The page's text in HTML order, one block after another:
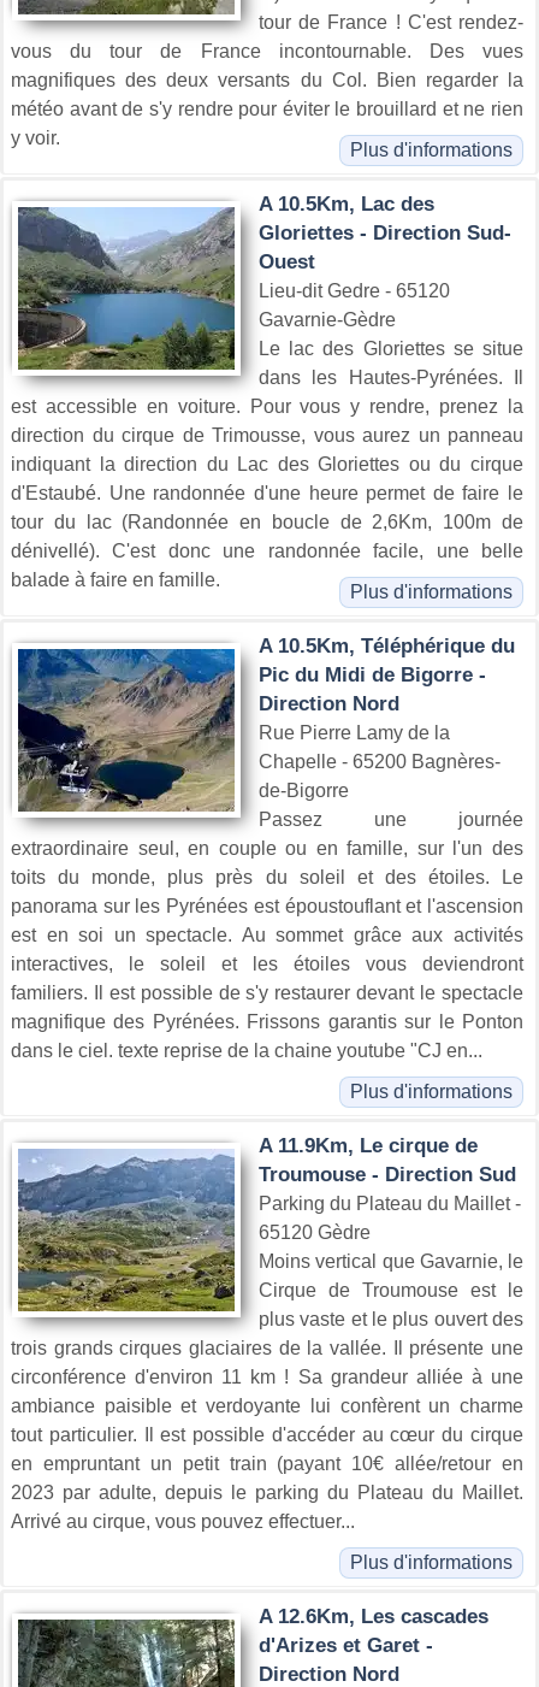
tour de France ! C'est rendez-
vous du tour de France incontournable. Des vues
magnifiques des deux versants du Col. Bien regarder la
météo avant de s'y rendre pour éviter le brouillard et ne rien
y voir.
Plus d'informations
A 10.5Km, Lac des
Gloriettes - Direction Sud-
Ouest
Lieu-dit Gedre - 65120
Gavarnie-Gèdre
Le lac des Gloriettes se situe
dans les Hautes-Pyrénées. Il
est accessible en voiture. Pour vous y rendre, prenez la
direction du cirque de Trimousse, vous aurez un panneau
indiquant la direction du Lac des Gloriettes ou du cirque
d'Estaubé. Une randonnée d'une heure permet de faire le
tour du lac (Randonnée en boucle de 2,6Km, 100m de
dénivellé). C'est donc une randonnée facile, une belle
balade à faire en famille.
Plus d'informations
A 10.5Km, Téléphérique du
Pic du Midi de Bigorre -
Direction Nord
Rue Pierre Lamy de la
Chapelle - 65200 Bagnères-
de-Bigorre
Passez une journée
extraordinaire seul, en couple ou en famille, sur l'un des
toits du monde, plus près du soleil et des étoiles. Le
panorama sur les Pyrénées est époustouflant et l'ascension
est en soi un spectacle. Au sommet grâce aux activités
interactives, le soleil et les étoiles vous deviendront
familiers. Il est possible de s'y restaurer devant le spectacle
magnifique des Pyrénées. Frissons garantis sur le Ponton
dans le ciel. texte reprise de la chaine youtube "CJ en...
Plus d'informations
A 11.9Km, Le cirque de
Troumouse - Direction Sud
Parking du Plateau du Maillet -
65120 Gèdre
Moins vertical que Gavarnie, le
Cirque de Troumouse est le
plus vaste et le plus ouvert des
trois grands cirques glaciaires de la vallée. Il présente une
circonférence d'environ 11 km ! Sa grandeur alliée à une
ambiance paisible et verdoyante lui confèrent un charme
tout particulier. Il est possible d'accéder au cœur du cirque
en empruntant un petit train (payant 10€ allée/retour en
2023 par adulte, depuis le parking du Plateau du Maillet.
Arrivé au cirque, vous pouvez effectuer...
Plus d'informations
A 12.6Km, Les cascades
d'Arizes et Garet -
Direction Nord